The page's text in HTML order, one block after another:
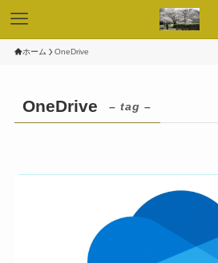
ホーム OneDrive
OneDrive – tag –